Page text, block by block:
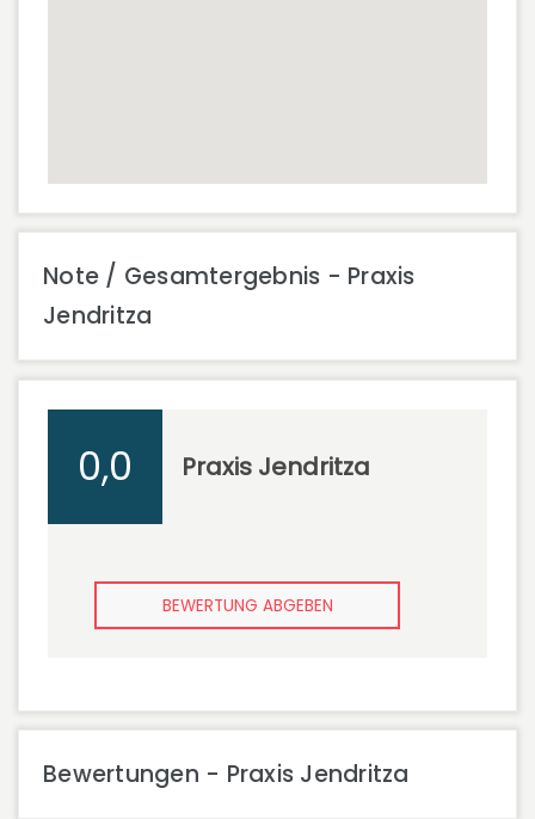
Note / Gesamtergebnis - Praxis
Jendritza
0,0 Praxis Jendritza
BEWERTUNG ABGEBEN
Bewertungen - Praxis Jendritza